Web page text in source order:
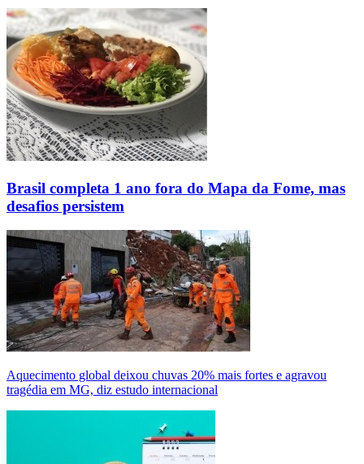
Brasil completa 1 ano fora do Mapa da Fome, mas
desafios persistem
Aquecimento global deixou chuvas 20% mais fortes e agravou
tragédia em MG, diz estudo internacional